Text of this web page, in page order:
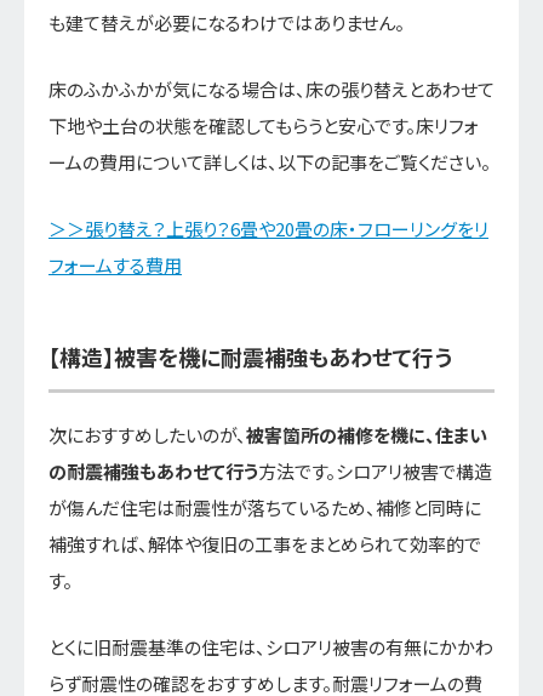
も建て替えが必要になるわけではありません。
床のふかふかが気になる場合は、床の張り替えとあわせて
下地や土台の状態を確認してもらうと安心です。床リフォ
ームの費用について詳しくは、以下の記事をご覧ください。
＞＞張り替え？上張り？6畳や20畳の床・フローリングをリ
フォームする費用
【構造】被害を機に耐震補強もあわせて行う
次におすすめしたいのが、被害箇所の補修を機に、住まい
の耐震補強もあわせて行う方法です。シロアリ被害で構造
が傷んだ住宅は耐震性が落ちているため、補修と同時に
補強すれば、解体や復旧の工事をまとめられて効率的で
す。
とくに旧耐震基準の住宅は、シロアリ被害の有無にかかわ
らず耐震性の確認をおすすめします。耐震リフォームの費